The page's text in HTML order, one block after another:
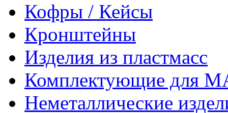
Кофры / Кейсы
Кронштейны
Изделия из пластмасс
Комплектующие для
Неметаллические